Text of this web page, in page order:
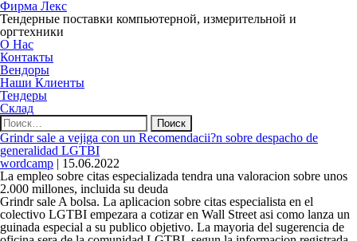
Фирма Лекс
Тендерные поставки компьютерной, измерительной и
оргтехники
О Нас
Контакты
Вендоры
Наши Клиенты
Тендеры
Склад
Найти:
Grindr sale a vejiga con un Recomendacii?n sobre despacho de
generalidad LGTBI
wordcamp | 15.06.2022
La empleo sobre citas especializada tendra una valoracion sobre unos
2.000 millones, incluida su deuda
Grindr sale A bolsa. La aplicacion sobre citas especialista en el
colectivo LGTBI empezara a cotizar en Wall Street asi­ como lanza un
guinada especial a su publico objetivo. La mayoria del sugerencia de